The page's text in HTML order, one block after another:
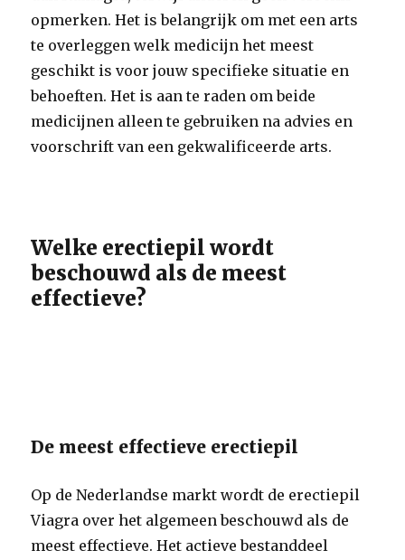
opmerken. Het is belangrijk om met een arts
te overleggen welk medicijn het meest
geschikt is voor jouw specifieke situatie en
behoeften. Het is aan te raden om beide
medicijnen alleen te gebruiken na advies en
voorschrift van een gekwalificeerde arts.
Welke erectiepil wordt
beschouwd als de meest
effectieve?
De meest effectieve erectiepil
Op de Nederlandse markt wordt de erectiepil
Viagra over het algemeen beschouwd als de
meest effectieve. Het actieve bestanddeel